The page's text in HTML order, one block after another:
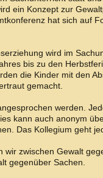
ein Konzept zur
hat sich auf
wird im
bis zu den
die Kinder mit den
gemacht.
werden.
kann auch anonym
Das Kollegium geht
wir zwischen Gewalt
gegenüber Sachen.